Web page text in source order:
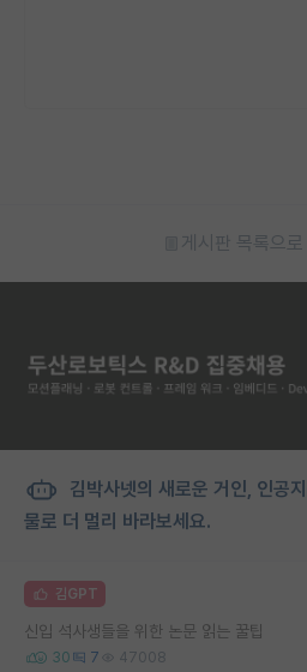
게시판 목록으로
김박사넷의 새로운 거인, 인공
물로 더 멀리 바라보세요.
김GPT
신입 석사생들을 위한 논문 읽는 꿀팁
30 7 47008